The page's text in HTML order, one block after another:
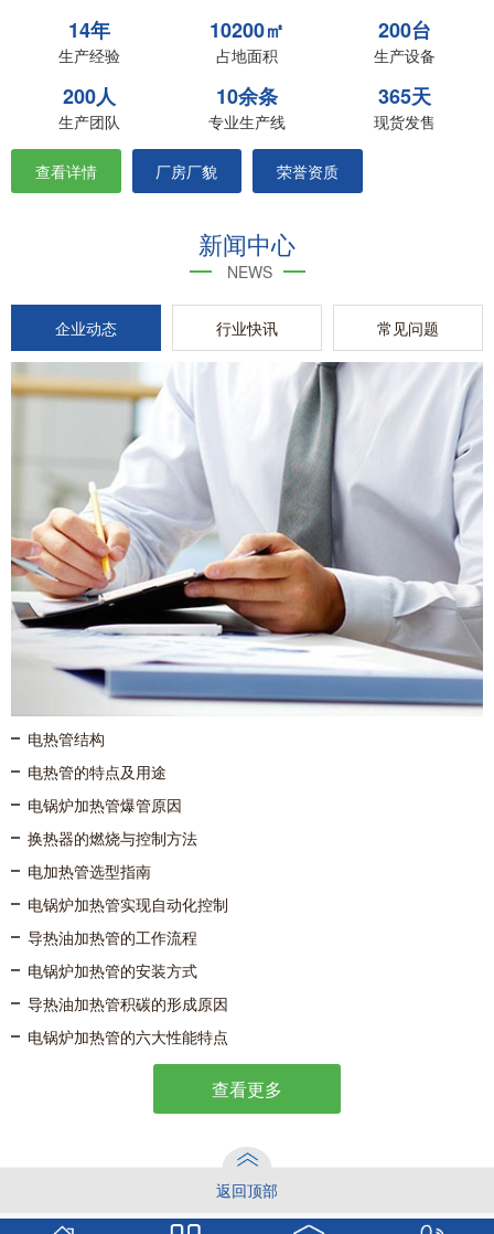
14年
生产经验
10200㎡
占地面积
200台
生产设备
200人
生产团队
10余条
专业生产线
365天
现货发售
查看详情 厂房厂貌 荣誉资质
新闻中心
NEWS
企业动态 行业快讯 常见问题
电热管结构
电热管的特点及用途
电锅炉加热管爆管原因
换热器的燃烧与控制方法
电加热管选型指南
电锅炉加热管实现自动化控制
导热油加热管的工作流程
电锅炉加热管的安装方式
导热油加热管积碳的形成原因
电锅炉加热管的六大性能特点
查看更多
返回顶部